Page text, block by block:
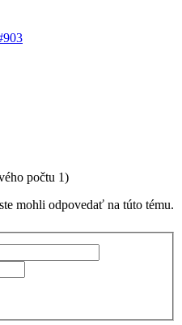
počtu 1)
mohli odpovedať na túto tému.